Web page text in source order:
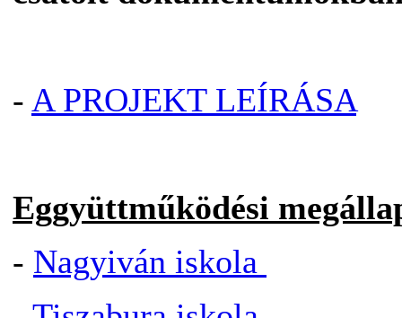
- A PROJEKT LEÍRÁSA
Eggyüttműködési
- Nagyiván iskola